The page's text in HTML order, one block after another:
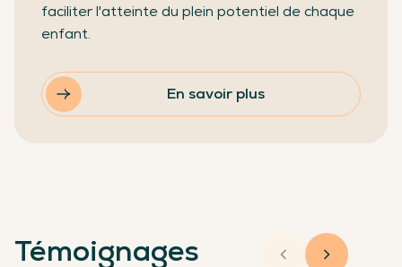
faciliter l'atteinte du plein potentiel de chaque
enfant.
En savoir plus
Témoignages